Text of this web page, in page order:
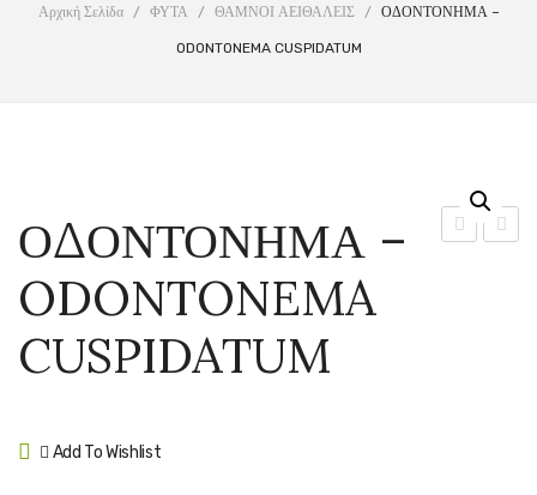
ΣΧΕΤΙΚΆ ΜΕ ΕΜΆΣ
ΕΠΙΚΟΙΝΩΝΊΑ
Αρχική Σελίδα / ΦΥΤΑ / ΘΑΜΝΟΙ ΑΕΙΘΑΛΕΙΣ / ΟΔΟΝΤΟΝΗΜΑ –
ODONTONEMA CUSPIDATUM
ΟΔΟΝΤΟΝΗΜΑ –
ODONTONEMA
CUSPIDATUM
Add To Wishlist